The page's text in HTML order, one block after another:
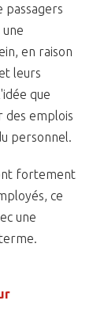
passagers
en raison
leurs
que
des emplois
personnel.
fortement
ce
une